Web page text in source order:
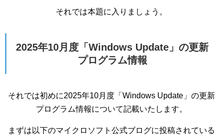
それでは本題に入りましょう。
2025年10月度「Windows Update」の更新
プログラム情報
それでは初めに2025年10月度「Windows Update」の更新
プログラム情報について記載いたします。
まずは以下のマイクロソフト公式ブログに投稿されている